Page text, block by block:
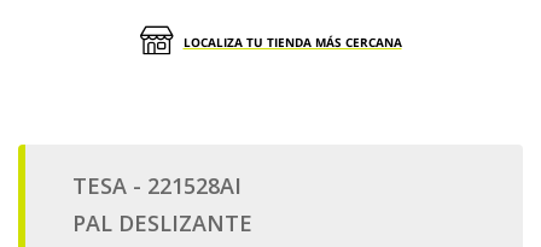
LOCALIZA TU TIENDA MÁS CERCANA